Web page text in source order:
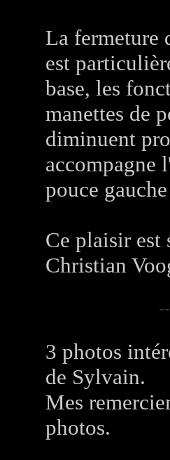
La fermeture
est
base, les
manettes de
diminuent
accompagne
pouce
Ce plaisir est
Christian
3 photos
de Sylvain.
Mes
photos.